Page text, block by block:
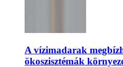
A vízimadarak
ökoszisztémák